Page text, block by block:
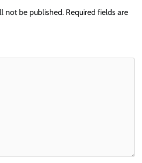
not be published. Required fields are